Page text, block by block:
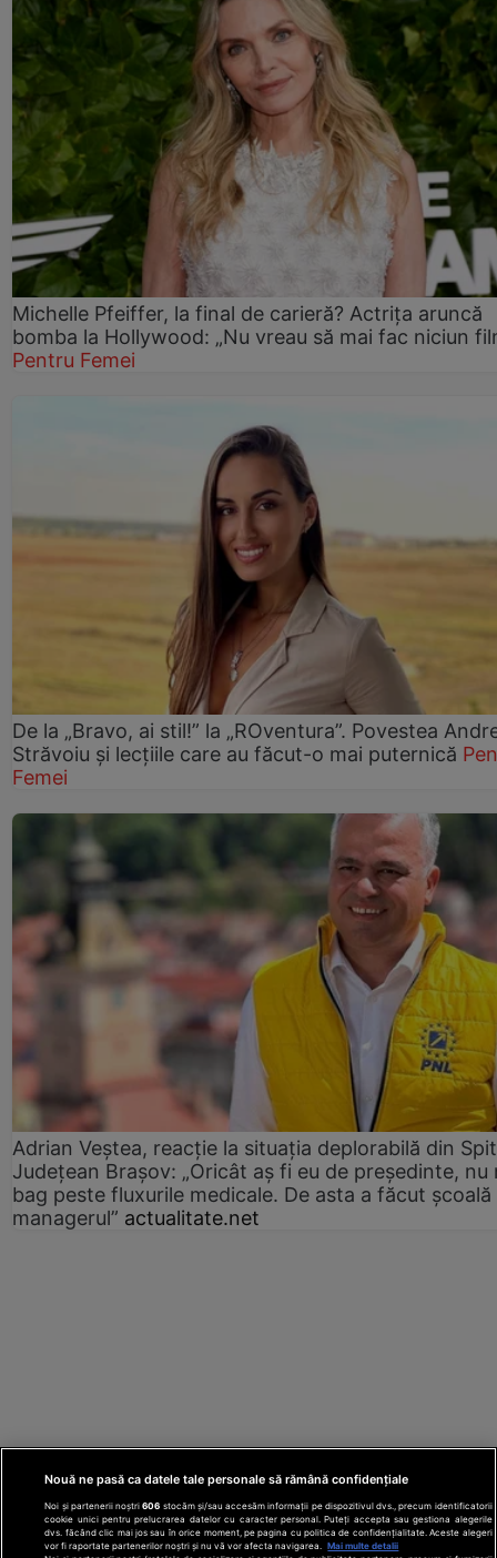
Michelle Pfeiffer, la final de carieră? Actrița aruncă
bomba la Hollywood: „Nu vreau să mai fac niciun
Pentru Femei
De la „Bravo, ai stil!” la „ROventura”. Povestea
Străvoiu și lecțiile care au făcut-o mai puternică
Femei
Adrian Veștea, reacție la situația deplorabilă din
Județean Brașov: „Oricât aș fi eu de președinte, nu
bag peste fluxurile medicale. De asta a făcut școală
managerul” actualitate.net
Nouă ne pasă ca datele tale personale să rămână confidențiale
Noi și partenerii noștri606 stocăm și/sau accesăm informații pe dispozitivul dvs., precum identificatorii
cookie unici pentru prelucrarea datelor cu caracter personal. Puteți accepta sau gestiona alegerile
dvs. făcând clic mai jos sau în orice moment, pe pagina cu politica de confidențialitate. Aceste alegeri
vor fi raportate partenerilor noștri și nu vă vor afecta navigarea.
Mai multe detalii